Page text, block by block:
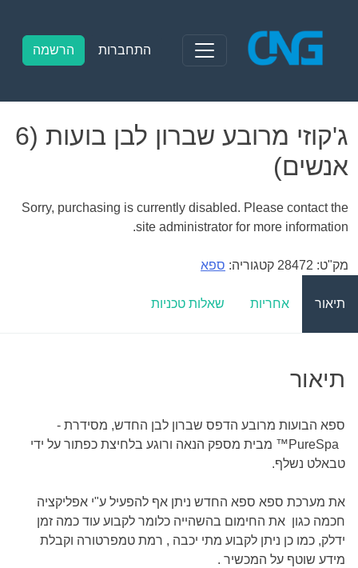
content
התחברות הרשמה
ג'קוזי מרובע שברון לבן בועות (6
אנשים)
Sorry, purchasing is currently disabled. Please contact the
site administrator for more information.
מק"ט: 28472 קטגוריה: ספא
תיאור אחריות שאלות טכניות
תיאור
ספא הבועות מרובע הדפס שברון לבן החדש, מסידרת -
™PureSpa מבית מספק הנאה ורוגע בלחיצת כפתור על ידי
טבאלט נשלף.
את מערכת ספא ספא החדש ניתן אף להפעיל ע"י אפליקציה
חכמה כגון את החימום בהשהייה כלומר לקבוע עוד כמה זמן
ידלק, כמו כן ניתן לקבוע מתי יכבה , רמת טמפרטורה וקבלת
מידע שוטף על המכשיר .